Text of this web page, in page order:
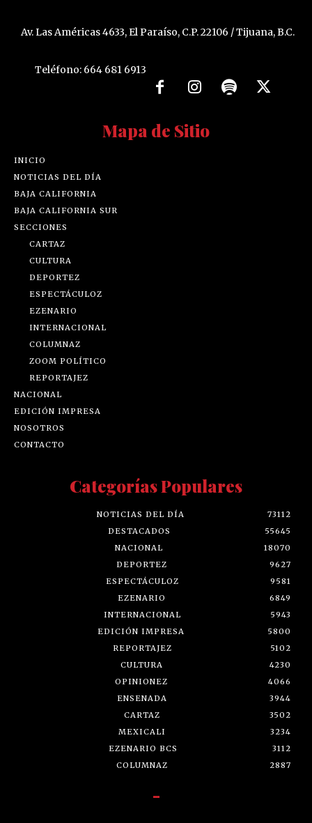
Av. Las Américas 4633, El Paraíso, C.P. 22106 / Tijuana, B.C.
Teléfono: 664 681 6913
Mapa de Sitio
INICIO
NOTICIAS DEL DÍA
BAJA CALIFORNIA
BAJA CALIFORNIA SUR
SECCIONES
CARTAZ
CULTURA
DEPORTEZ
ESPECTÁCULOZ
EZENARIO
INTERNACIONAL
COLUMNAZ
ZOOM POLÍTICO
REPORTAJEZ
NACIONAL
EDICIÓN IMPRESA
NOSOTROS
CONTACTO
Categorías Populares
NOTICIAS DEL DÍA
73112
DESTACADOS
55645
NACIONAL
18070
DEPORTEZ
9627
ESPECTÁCULOZ
9581
EZENARIO
6849
INTERNACIONAL
5943
EDICIÓN IMPRESA
5800
REPORTAJEZ
5102
CULTURA
4230
OPINIONEZ
4066
ENSENADA
3944
CARTAZ
3502
MEXICALI
3234
EZENARIO BCS
3112
COLUMNAZ
2887
-